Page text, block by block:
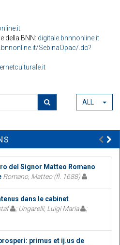
della BNN: digitale.bnnnonline.it
SebinaOpac/.do?
ALL
del Signor Matteo Romano
Romano, Matteo (fl. 1688)
dans le cabinet
; Ungarelli, Luigi Maria
;
primus et ij.us de